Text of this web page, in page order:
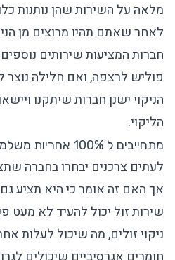
מלאה על השירות שהן נותנות
לאחר שאתם תהיו מרוצים מן
חברות המציעות שירותים
פוליש לרצפה, ואם חלילה נוצר
הניקוי ישנן חברות שיתקנו
הליקוי.
מתחייבים ל 100% אחריות משלמים רק אחרי שמרוצים!
לעתים צרכנים יבחרו בחברה
אך האם זה אומר כי היא תציע
שירות זול יכול להעיד לא מעט
ניקוי זולים, מה שיכול לעלות